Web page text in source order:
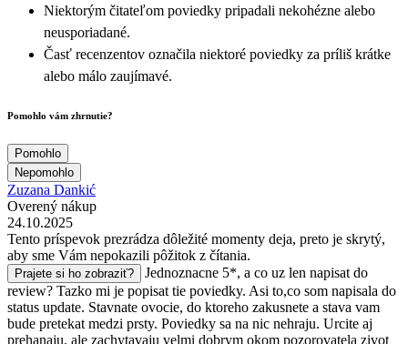
Niektorým čitateľom poviedky pripadali nekohézne alebo
neusporiadané.
Časť recenzentov označila niektoré poviedky za príliš krátke
alebo málo zaujímavé.
Pomohlo vám zhrnutie?
Pomohlo
Nepomohlo
Zuzana Dankić
Overený nákup
24.10.2025
Tento príspevok prezrádza dôležité momenty deja, preto je skrytý,
aby sme Vám nepokazili pôžitok z čítania.
Prajete si ho zobraziť?
Jednoznacne 5*, a co uz len napisat do
review? Tazko mi je popisat tie poviedky. Asi to,co som napisala do
status update. Stavnate ovocie, do ktoreho zakusnete a stava vam
bude pretekat medzi prsty. Poviedky sa na nic nehraju. Urcite aj
prehanaju, ale zachytavaju velmi dobrym okom pozorovatela zivot